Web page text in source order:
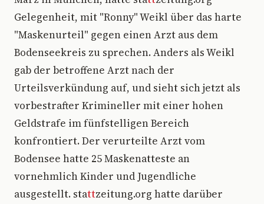
Gelegenheit, mit "Ronny" Weikl über das harte
"Maskenurteil" gegen einen Arzt aus dem
Bodenseekreis zu sprechen. Anders als Weikl
gab der betroffene Arzt nach der
Urteilsverkündung auf, und sieht sich jetzt als
vorbestrafter Krimineller mit einer hohen
Geldstrafe im fünfstelligen Bereich
konfrontiert. Der verurteilte Arzt vom
Bodensee hatte 25 Maskenatteste an
vornehmlich Kinder und Jugendliche
ausgestellt. stattzeitung.org hatte darüber